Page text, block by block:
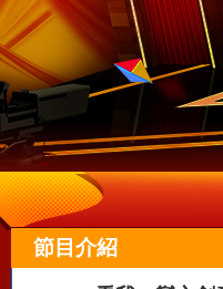
體育 直播 競猜
VIP會員 CCTV奧林
財經 鄉村振
大國智造 大國展會
節目介紹